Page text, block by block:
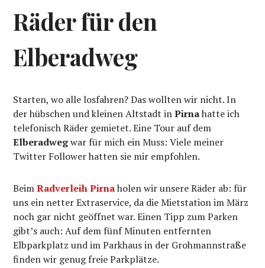
Räder für den
Elberadweg
Starten, wo alle losfahren? Das wollten wir nicht. In
der hübschen und kleinen Altstadt inPirnahatte ich
telefonisch Räder gemietet. Eine Tour auf dem
Elberadwegwar für mich ein Muss: Viele meiner
Twitter Follower hatten sie mir empfohlen.
BeimRadverleih Pirnaholen wir unsere Räder ab: für
uns ein netter Extraservice, da die Mietstation im März
noch gar nicht geöffnet war. Einen Tipp zum Parken
gibt’s auch: Auf dem fünf Minuten entfernten
Elbparkplatz und im Parkhaus in der Grohmannstraße
finden wir genug freie Parkplätze.